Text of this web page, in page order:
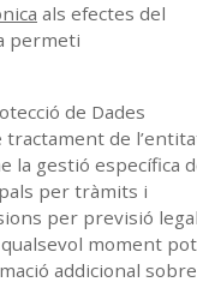
als efectes del
permeti
de Dades
tractament de
la gestió específica
per tràmits i
per previsió
moment pot
addicional sobre